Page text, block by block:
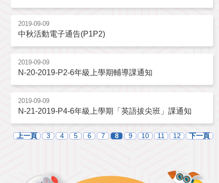
2019-09-09
中秋活動電子通告(P1P2)
2019-09-09
N-20-2019-P2-6年級上學期輔導課通知
2019-09-09
N-21-2019-P4-6年級上學期「英語拔尖班」課通知
上一頁 3 4 5 6 7 8 9 10 11 12 下一頁